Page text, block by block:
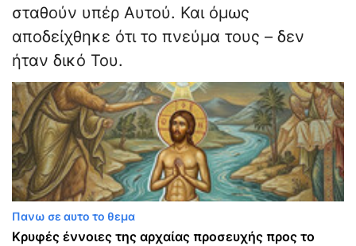
σταθούν υπέρ Αυτού. Και όμως
αποδείχθηκε ότι το πνεύμα τους – δεν
ήταν δικό Του.
Πανω σε αυτο το θεμα
Κρυφές έννοιες της αρχαίας προσευχής προς το